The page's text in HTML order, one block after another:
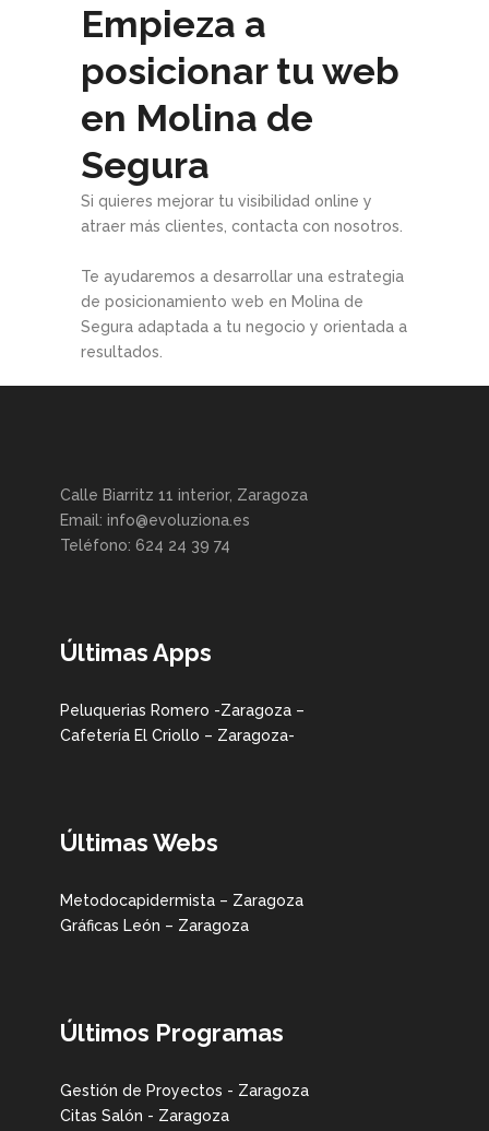
Empieza a
posicionar tu web
en Molina de
Segura
Si quieres mejorar tu visibilidad online y
atraer más clientes, contacta con nosotros.
Te ayudaremos a desarrollar una estrategia
de posicionamiento web en Molina de
Segura adaptada a tu negocio y orientada a
resultados.
Calle Biarritz 11 interior, Zaragoza
Email: info@evoluziona.es
Teléfono: 624 24 39 74
Últimas Apps
Peluquerias Romero -Zaragoza –
Cafetería El Criollo – Zaragoza-
Últimas Webs
Metodocapidermista – Zaragoza
Gráficas León – Zaragoza
Últimos Programas
Gestión de Proyectos - Zaragoza
Citas Salón - Zaragoza